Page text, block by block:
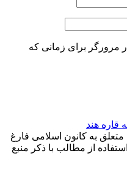
مرورگر برای زمانی که
به کانون اسلامی فارغ
از مطالب با ذکر منبع